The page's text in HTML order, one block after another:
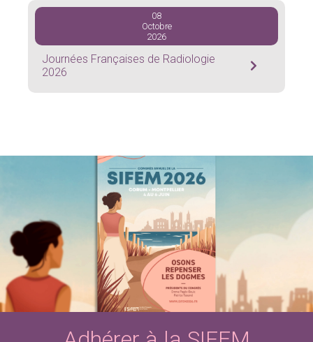
08
Octobre
2026
Journées Françaises de Radiologie
2026